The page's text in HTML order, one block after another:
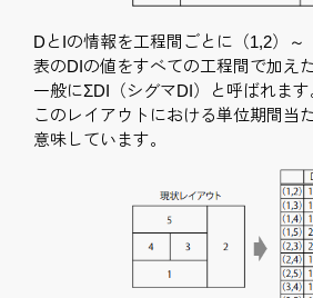
DとIの情報を工程間ごとに（1,2）～
表のDIの値をすべての工程間で加え
一般にΣDI（シグマDI）と呼ばれます
このレイアウトにおける単位期間当
意味しています。